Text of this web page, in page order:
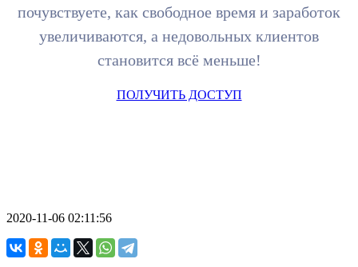
почувствуете, как свободное время и заработок
увеличиваются, а недовольных клиентов
становится всё меньше!
ПОЛУЧИТЬ ДОСТУП
2020-11-06 02:11:56